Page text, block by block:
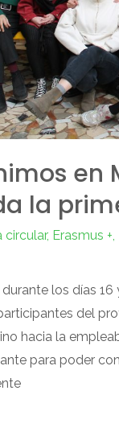
en
la
circular, Erasmus +,
los días
del
hacia la
para poder